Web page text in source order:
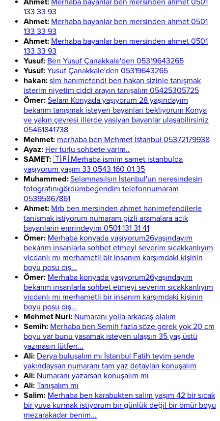
Ahmet: Merhaba bayanlar ben mersinden ahmet 0501
133 33 93
Ahmet: Merhaba bayanlar ben mersinden ahmet 0501
133 33 93
Ahmet: Merhaba bayanlar ben mersinden ahmet 0501
133 33 93
Yusuf: Ben Yusuf Çanakkale'den 05319643265
Yusuf: Yusuf Çanakkale'den 05319643265
hakan: slm hanımefendi ben hakan sizinle tanışmak
isterim niyetim ciddi arayın tanışalım 05425305725
Ömer: Selam Konyada yaşıyorum 28 yaşındayım
bekarım tanışmak isteyen bayanlari bekliyorum Konya
ve yakın çevresi illerde yasiyan bayanlar ulaşabilirsiniz
05461841738
Mehmet: merhaba ben Mehmet İstanbul 05372179938
Ayaz: Her turlu sohbete varim..
SAMET: 🇹🇷 Merhaba ismim samet istanbulda
yaşıyorum yaşım 33 0543 160 01 35
Muhammed: Selamnasılsın İstanbul'un neresindesin
fotografınıgördümbegendim telefonnumaram
05395867861
Ahmet: Mrb ben mersinden ahmet hanimefendilerle
tanismak istiyorum numaram gizli aramalara acik
bayanlarin emrindeyim 0501 131 31 41
Ömer: Merhaba konyada yaşıyorum26yaşındayım
bekarım insanlarla sohbet etmeyi severim sıcakkanlıyım
vicdanlı mı merhametli bir insanım karşımdaki kişinin
boyu posu dış...
Ömer: Merhaba konyada yaşıyorum26yaşındayım
bekarım insanlarla sohbet etmeyi severim sıcakkanlıyım
vicdanlı mı merhametli bir insanım karşımdaki kişinin
boyu posu dış...
Mehmet Nuri: Numaranı yolla arkadaş olalım
Semih: Merhaba ben Semih fazla söze gerek yok 20 cm
boyu var bunu yasamak isteyen ulaşsın 35 yaş üstü
yazmasın lütfen...
Ali: Derya buluşalım mı İstanbul Fatih teyim sende
yakındaysan numaranı tam yaz detayları konuşalım
Ali: Numaranı yazarsan konuşalım mı
Ali: Tanışalım mı
Salim: Merhaba ben karabukten salim yaşım 42 bir sıcak
bir yuva kurmak istiyorum bir günlük değil bir ömür boyu
mezarakadar benim...